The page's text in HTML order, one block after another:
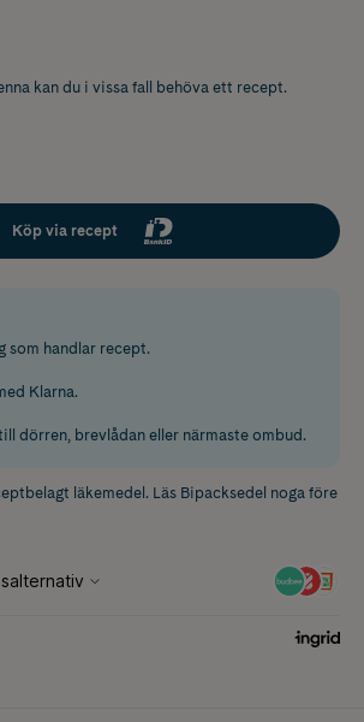
kan du i vissa fall behöva ett recept.
Köp via recept
som handlar recept.
Klarna.
dörren, brevlådan eller närmaste ombud.
läkemedel. Läs Bipacksedel noga före